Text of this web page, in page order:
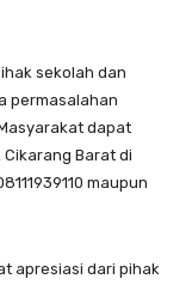
sekolah dan
permasalahan
dapat
Barat di
maupun
apresiasi dari pihak